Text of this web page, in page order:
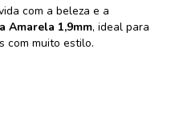
com a beleza e a
Amarela 1,9mm, ideal para
com muito estilo.